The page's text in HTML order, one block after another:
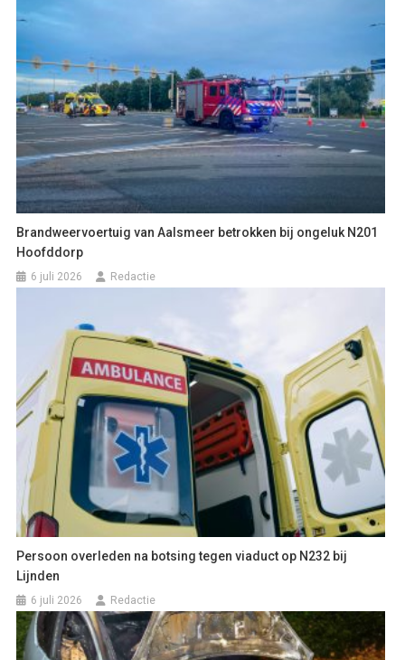
Brandweervoertuig van Aalsmeer betrokken bij ongeluk N201
Hoofddorp
6 juli 2026 Redactie
Persoon overleden na botsing tegen viaduct op N232 bij
Lijnden
6 juli 2026 Redactie